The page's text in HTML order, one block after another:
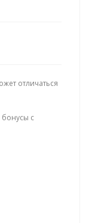
отличаться
бонусы с